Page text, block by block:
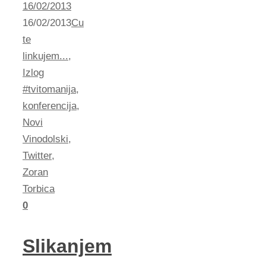
16/02/2013
16/02/2013Cu
te
linkujem...,
Izlog
#tvitomanija,
konferencija,
Novi
Vinodolski,
Twitter,
Zoran
Torbica
0
Slikanjem